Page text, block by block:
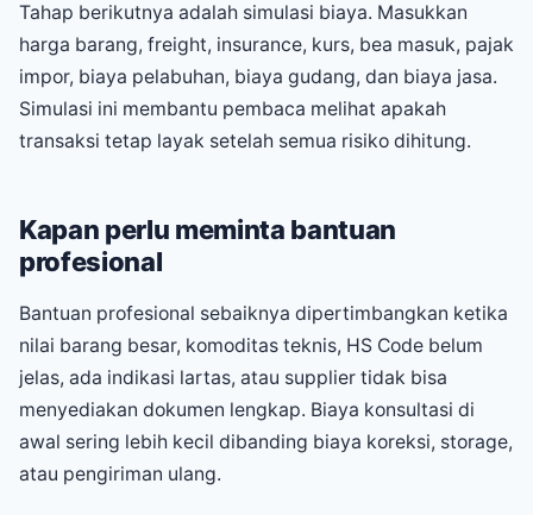
Tahap berikutnya adalah simulasi biaya. Masukkan
harga barang, freight, insurance, kurs, bea masuk, pajak
impor, biaya pelabuhan, biaya gudang, dan biaya jasa.
Simulasi ini membantu pembaca melihat apakah
transaksi tetap layak setelah semua risiko dihitung.
Kapan perlu meminta bantuan
profesional
Bantuan profesional sebaiknya dipertimbangkan ketika
nilai barang besar, komoditas teknis, HS Code belum
jelas, ada indikasi lartas, atau supplier tidak bisa
menyediakan dokumen lengkap. Biaya konsultasi di
awal sering lebih kecil dibanding biaya koreksi, storage,
atau pengiriman ulang.